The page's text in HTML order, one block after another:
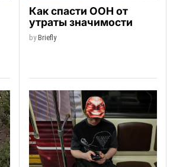
Как спасти ООН от
утраты значимости
byBriefly